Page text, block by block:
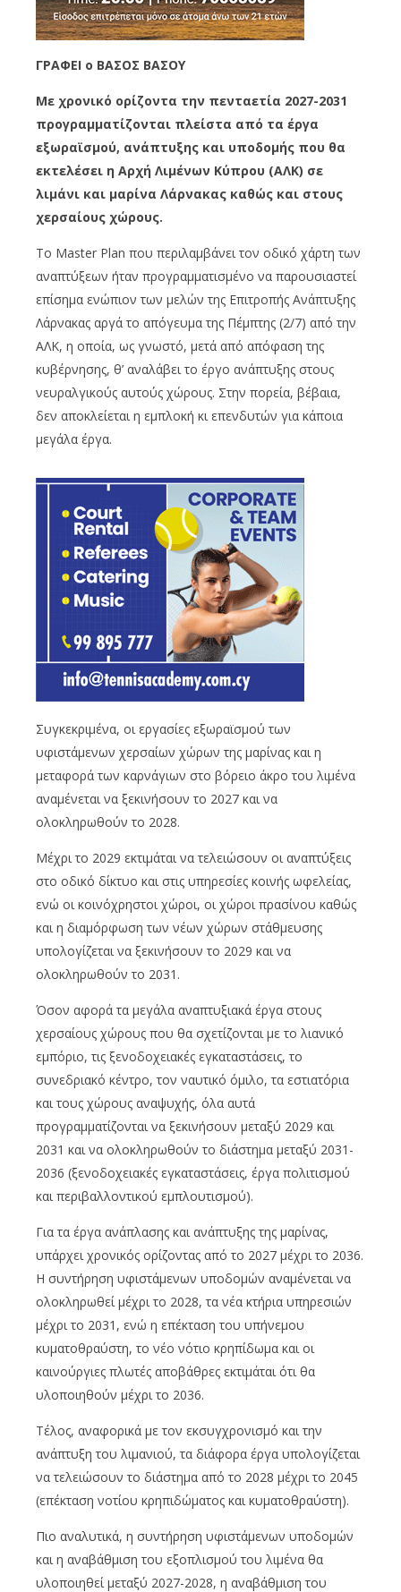
ΓΡΑΦΕΙ o ΒΑΣΟΣ ΒΑΣΟΥ
Με χρονικό ορίζοντα την πενταετία 2027-2031
προγραμματίζονται πλείστα από τα έργα
εξωραϊσμού, ανάπτυξης και υποδομής που θα
εκτελέσει η Αρχή Λιμένων Κύπρου (ΑΛΚ) σε
λιμάνι και μαρίνα Λάρνακας καθώς και στους
χερσαίους χώρους.
Το Master Plan που περιλαμβάνει τον οδικό χάρτη των
αναπτύξεων ήταν προγραμματισμένο να παρουσιαστεί
επίσημα ενώπιον των μελών της Επιτροπής Ανάπτυξης
Λάρνακας αργά το απόγευμα της Πέμπτης (2/7) από την
ΑΛΚ, η οποία, ως γνωστό, μετά από απόφαση της
κυβέρνησης, θ’ αναλάβει το έργο ανάπτυξης στους
νευραλγικούς αυτούς χώρους. Στην πορεία, βέβαια,
δεν αποκλείεται η εμπλοκή κι επενδυτών για κάποια
μεγάλα έργα.
Συγκεκριμένα, οι εργασίες εξωραϊσμού των
υφιστάμενων χερσαίων χώρων της μαρίνας και η
μεταφορά των καρνάγιων στο βόρειο άκρο του λιμένα
αναμένεται να ξεκινήσουν το 2027 και να
ολοκληρωθούν το 2028.
Μέχρι το 2029 εκτιμάται να τελειώσουν οι αναπτύξεις
στο οδικό δίκτυο και στις υπηρεσίες κοινής ωφελείας,
ενώ οι κοινόχρηστοι χώροι, οι χώροι πρασίνου καθώς
και η διαμόρφωση των νέων χώρων στάθμευσης
υπολογίζεται να ξεκινήσουν το 2029 και να
ολοκληρωθούν το 2031.
Όσον αφορά τα μεγάλα αναπτυξιακά έργα στους
χερσαίους χώρους που θα σχετίζονται με το λιανικό
εμπόριο, τις ξενοδοχειακές εγκαταστάσεις, το
συνεδριακό κέντρο, τον ναυτικό όμιλο, τα εστιατόρια
και τους χώρους αναψυχής, όλα αυτά
προγραμματίζονται να ξεκινήσουν μεταξύ 2029 και
2031 και να ολοκληρωθούν το διάστημα μεταξύ 2031-
2036 (ξενοδοχειακές εγκαταστάσεις, έργα πολιτισμού
και περιβαλλοντικού εμπλουτισμού).
Για τα έργα ανάπλασης και ανάπτυξης της μαρίνας,
υπάρχει χρονικός ορίζοντας από το 2027 μέχρι το 2036.
Η συντήρηση υφιστάμενων υποδομών αναμένεται να
ολοκληρωθεί μέχρι το 2028, τα νέα κτήρια υπηρεσιών
μέχρι το 2031, ενώ η επέκταση του υπήνεμου
κυματοθραύστη, το νέο νότιο κρηπίδωμα και οι
καινούργιες πλωτές αποβάθρες εκτιμάται ότι θα
υλοποιηθούν μέχρι το 2036.
Τέλος, αναφορικά με τον εκσυγχρονισμό και την
ανάπτυξη του λιμανιού, τα διάφορα έργα υπολογίζεται
να τελειώσουν το διάστημα από το 2028 μέχρι το 2045
(επέκταση νοτίου κρηπιδώματος και κυματοθραύστη).
Πιο αναλυτικά, η συντήρηση υφιστάμενων υποδομών
και η αναβάθμιση του εξοπλισμού του λιμένα θα
υλοποιηθεί μεταξύ 2027-2028, η αναβάθμιση του